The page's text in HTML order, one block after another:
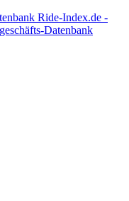
Ride-Index.de -
Datenbank